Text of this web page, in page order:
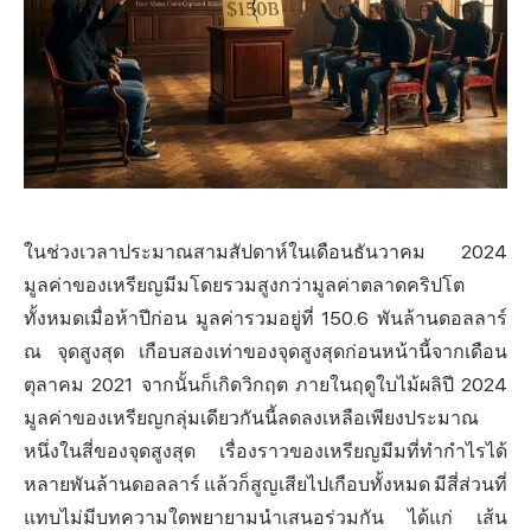
ในช่วงเวลาประมาณสามสัปดาห์ในเดือนธันวาคม 2024
มูลค่าของเหรียญมีมโดยรวมสูงกว่ามูลค่าตลาดคริปโต
ทั้งหมดเมื่อห้าปีก่อน มูลค่ารวมอยู่ที่ 150.6 พันล้านดอลลาร์
ณ จุดสูงสุด เกือบสองเท่าของจุดสูงสุดก่อนหน้านี้จากเดือน
ตุลาคม 2021 จากนั้นก็เกิดวิกฤต ภายในฤดูใบไม้ผลิปี 2024
มูลค่าของเหรียญกลุ่มเดียวกันนี้ลดลงเหลือเพียงประมาณ
หนึ่งในสี่ของจุดสูงสุด เรื่องราวของเหรียญมีมที่ทำกำไรได้
หลายพันล้านดอลลาร์ แล้วก็สูญเสียไปเกือบทั้งหมด มีสี่ส่วนที่
แทบไม่มีบทความใดพยายามนำเสนอร่วมกัน ได้แก่ เส้น